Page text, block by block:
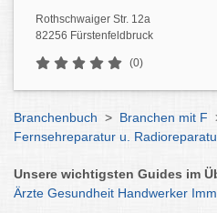
Rothschwaiger Str. 12a
82256 Fürstenfeldbruck
(0)
Branchenbuch > Branchen mit F
Fernsehreparatur u.
Unsere wichtigsten Guides im
Ärzte Gesundheit Handwerker